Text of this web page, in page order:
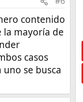
contenido
la mayoría de
casos
se busca